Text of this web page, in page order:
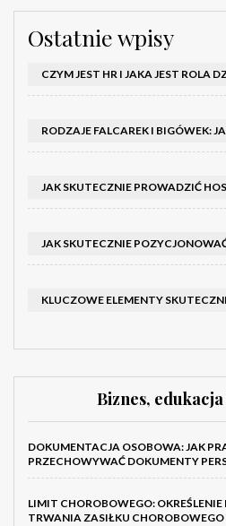
Ostatnie wpisy
CZYM JEST HR I JAKA JEST ROLA
Biznes,
DOKUMENTACJA OSOBOWA: JAK
PRZECHOWYWAĆ DOKUMENTY
LIMIT CHOROBOWEGO:
TRWANIA ZASIŁKU CHOROBOWEGO